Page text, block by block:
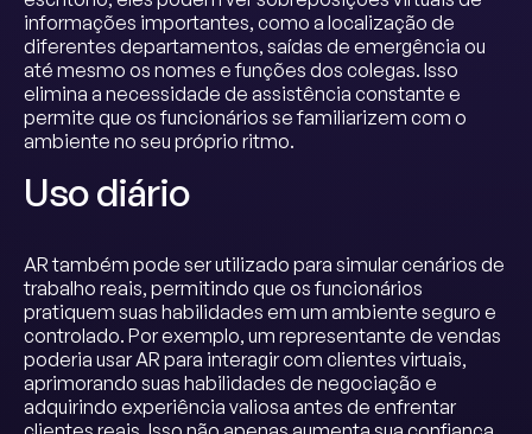
informações importantes, como a localização de
diferentes departamentos, saídas de emergência ou
até mesmo os nomes e funções dos colegas. Isso
elimina a necessidade de assistência constante e
permite que os funcionários se familiarizem com o
ambiente no seu próprio ritmo.
Uso diário
AR também pode ser utilizado para simular cenários de
trabalho reais, permitindo que os funcionários
pratiquem suas habilidades em um ambiente seguro e
controlado. Por exemplo, um representante de vendas
poderia usar AR para interagir com clientes virtuais,
aprimorando suas habilidades de negociação e
adquirindo experiência valiosa antes de enfrentar